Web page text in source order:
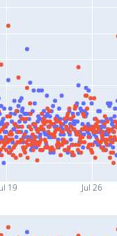
19 Jul 26